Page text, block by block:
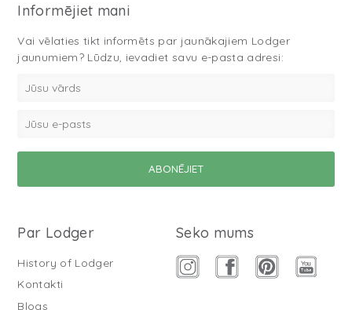
Informējiet mani
Vai vēlaties tikt informēts par jaunākajiem Lodger
jaunumiem? Lūdzu, ievadiet savu e-pasta adresi:
Par Lodger
History of Lodger
Kontakti
Blogs
Seko mums